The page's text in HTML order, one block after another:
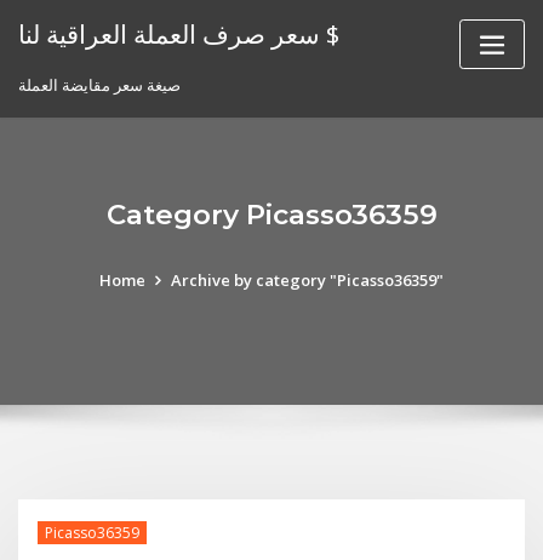
سعر صرف العملة العراقية لنا $
صيغة سعر مقايضة العملة
Category Picasso36359
Home Archive by category "Picasso36359"
Picasso36359